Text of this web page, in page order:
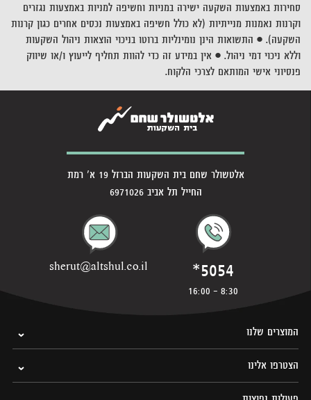
סחירות באמצעות השקעה ישירה במניות וחשיפה למניות באמצעות נגזרים
וקרנות נאמנות מנייתיות (לא כולל חשיפה באמצעות נכסים אחרים כגון קרנות
השקעה). • התשואות הינן נומינליות ברוטו בניכוי הוצאות ניהול השקעות
וללא ניכוי דמי ניהול. • אין במידע זה כדי להוות תחליף לייעוץ ו/או שיווק
פנסיוני אישי המותאם לצרכי הלקוח.
אלטשולר שחם בית השקעות הברזל 19 א' רמת
החייל תל אביב 6971026
*5054
8:30 - 16:00
sherut@altshul.co.il
המוצרים שלנו
הצטרפו אלינו